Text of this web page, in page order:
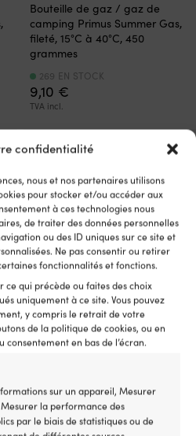
confidentialité
nous et nos partenaires utilisons
pour stocker et/ou accéder aux
à ces technologies nous
de traiter des données personnelles
ou des ID uniques sur ce site et
Ne pas consentir ou retirer
fonctionnalités et fonctions.
ce qui précède ou faites des choix
uniquement à ce site. Vous pouvez
y compris le retrait de votre
de la politique de cookies, ou en
consentement en bas de l’écran.
sur un appareil, Mesurer
la performance des
par le biais de statistiques ou de
Bouteille de gaz / gaz de
camping Primus Summer Gas,
fileté, 15°C à 40°C, 450
grammes
9,10 €
TVA incl.
269 EN STOCK
:
Gaz butane pour briquets /
gaz d’allumage Primus
Allroundgas, 135 grammes /
4,50€
TVA incl.